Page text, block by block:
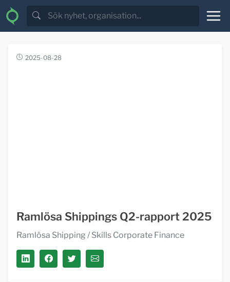
2025-08-28
Ramlösa Shippings Q2-rapport 2025
Ramlösa Shipping / Skills Corporate Finance